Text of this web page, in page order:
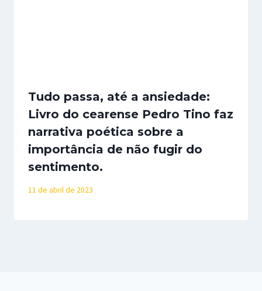
Tudo passa, até a ansiedade:
Livro do cearense Pedro Tino faz
narrativa poética sobre a
importância de não fugir do
sentimento.
11 de abril de 2023